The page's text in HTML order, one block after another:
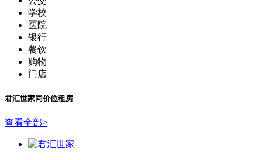
学校
医院
银行
餐饮
购物
门店
君汇世家同价位租房
查看全部>